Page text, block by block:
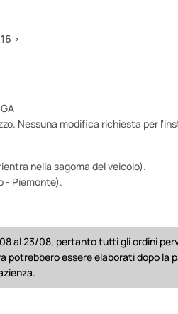
>
Nessuna modifica richiesta per
nella sagoma del veicolo).
- Piemonte).
al 23/08, pertanto tutti gli ordini
potrebbero essere elaborati dopo la